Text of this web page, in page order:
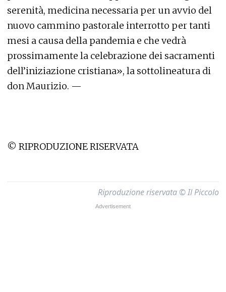
serenità, medicina necessaria per un avvio del
nuovo cammino pastorale interrotto per tanti
mesi a causa della pandemia e che vedrà
prossimamente la celebrazione dei sacramenti
dell’iniziazione cristiana», la sottolineatura di
don Maurizio. —
© RIPRODUZIONE RISERVATA
Riproduzione riservata © Il Piccolo